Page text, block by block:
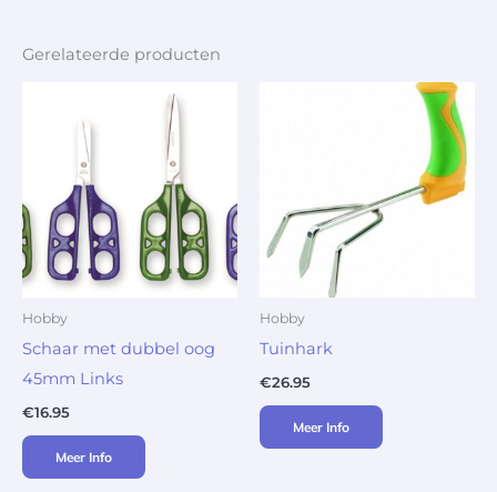
Gerelateerde producten
Hobby
Schaar met dubbel oog
45mm Links
€16.95
Meer Info
Hobby
Tuinhark
€26.95
Meer Info